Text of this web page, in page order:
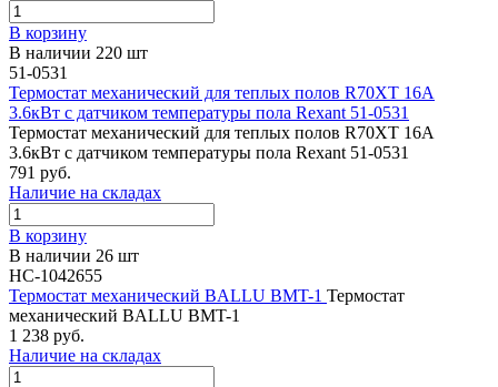
В корзину
В наличии 220 шт
51-0531
Термостат механический для теплых полов R70XT 16А
3.6кВт с датчиком температуры пола Rexant 51-0531
Термостат механический для теплых полов R70XT 16А
3.6кВт с датчиком температуры пола Rexant 51-0531
791 руб.
Наличие на складах
В корзину
В наличии 26 шт
НС-1042655
Термостат механический BALLU BMT-1 Термостат
механический BALLU BMT-1
1 238 руб.
Наличие на складах